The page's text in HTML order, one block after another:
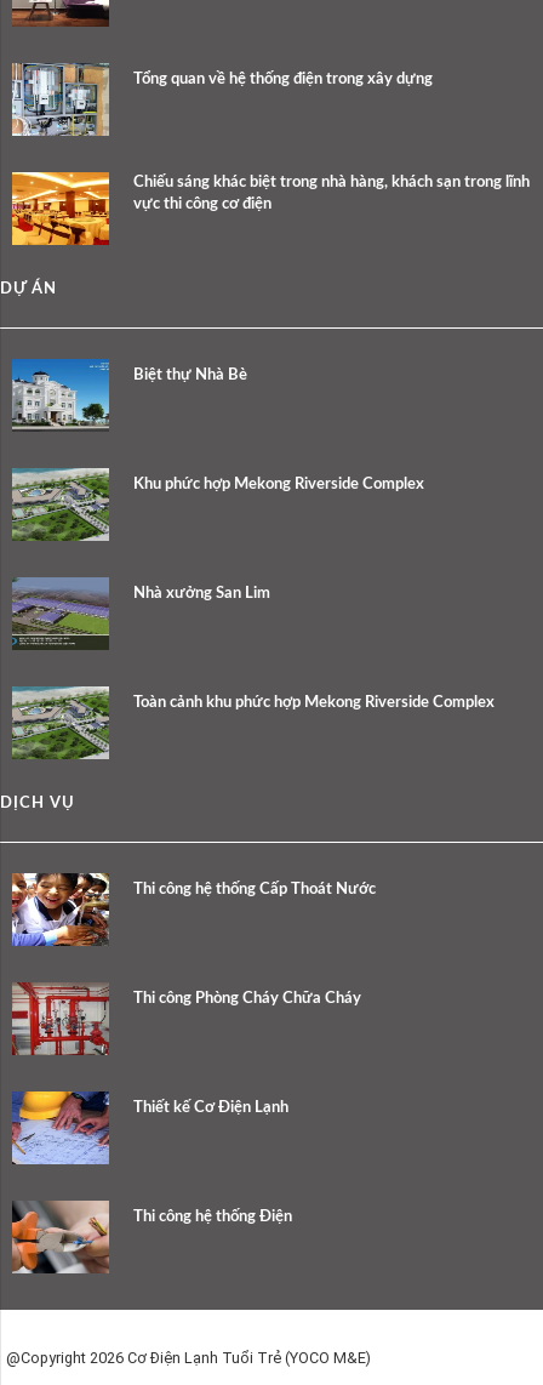
Tổng quan về hệ thống điện trong xây dựng
Chiếu sáng khác biệt trong nhà hàng, khách sạn trong lĩnh
vực thi công cơ điện
DỰ ÁN
Biệt thự Nhà Bè
Khu phức hợp Mekong Riverside Complex
Nhà xưởng San Lim
Toàn cảnh khu phức hợp Mekong Riverside Complex
DỊCH VỤ
Thi công hệ thống Cấp Thoát Nước
Thi công Phòng Cháy Chữa Cháy
Thiết kế Cơ Điện Lạnh
Thi công hệ thống Điện
@Copyright 2026 Cơ Điện Lạnh Tuổi Trẻ (YOCO M&E)